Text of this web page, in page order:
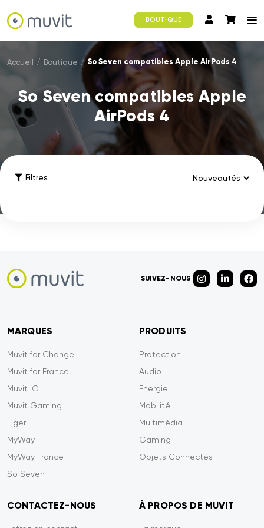
BOUTIQUE
Accueil / Boutique / So Seven compatibles Apple AirPods 4
So Seven compatibles Apple
AirPods 4
Filtres
SUIVEZ-NOUS
MARQUES
Muvit for Change
Muvit for France
Muvit iO
Muvit Gaming
Tiger
MyWay
MyWay France
So Seven
PRODUITS
Protection
Audio
Energie
Mobilité
Multimédia
Gaming
Objets Connectés
CONTACTEZ-NOUS À PROPOS DE MUVIT